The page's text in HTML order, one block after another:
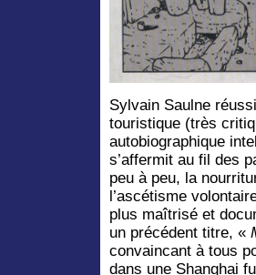
Sylvain Saulne
touristique (très
autobiographique
s’affermit au fil des
peu à peu, la
l’ascétisme
plus maîtrisé et
un précédent titre, «
convaincant à tous
dans une Shanghai